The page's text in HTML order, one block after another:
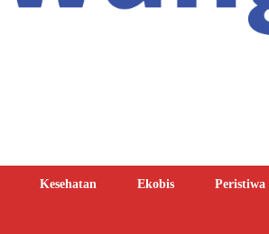
Kesehatan Ekobis Peristiwa